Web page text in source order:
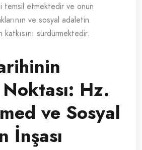
temsil etmektedir ve onun
ve sosyal adaletin
katkısını sürdürmektedir.
Hz.
ve Sosyal
İnşası